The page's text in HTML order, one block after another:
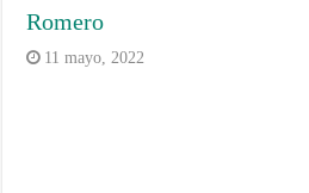
Romero
11 mayo, 2022